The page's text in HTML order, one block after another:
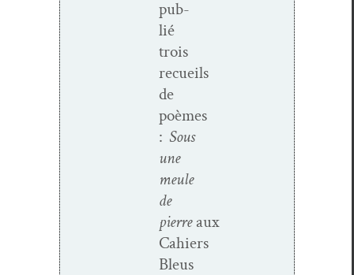
pub­
lié
trois
recueils
de
poèmes
: Sous
une
meule
de
pierreaux
Cahiers
Bleus